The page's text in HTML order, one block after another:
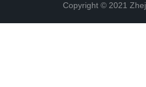
Copyright © 2021